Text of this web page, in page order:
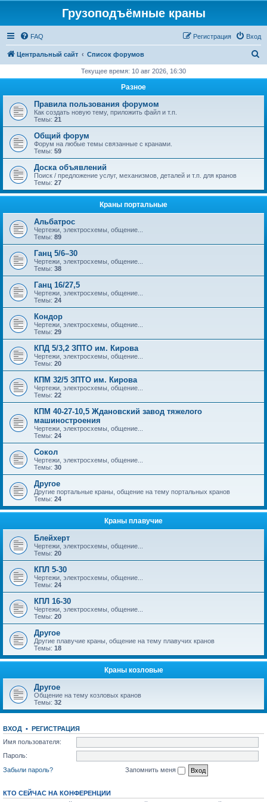
Грузоподъёмные краны
FAQ Вход
Регистрация
Центральный сайт Список форумов
с
Текущее время: 10 авг 2026, 16:30
Разное
Правила пользования форумом
Как создать новую тему, приложить файл и т.п.
Темы: 21
Общий форум
Форум на любые темы связанные с кранами.
Темы: 59
Доска объявлений
Поиск / предложение услуг, механизмов, деталей и т.п. для кранов
Темы: 27
Краны портальные
Альбатрос
Чертежи, электросхемы, общение...
Темы: 89
Ганц 5/6–30
Чертежи, электросхемы, общение...
Темы: 38
Ганц 16/27,5
Чертежи, электросхемы, общение...
Темы: 24
Кондор
Чертежи, электросхемы, общение...
Темы: 29
КПД 5/3,2 ЗПТО им. Кирова
Чертежи, электросхемы, общение...
Темы: 20
КПМ 32/5 ЗПТО им. Кирова
Чертежи, электросхемы, общение...
Темы: 22
КПМ 40-27-10,5 Ждановский завод тяжелого
машиностроения
Чертежи, электросхемы, общение...
Темы: 24
Сокол
Чертежи, электросхемы, общение...
Темы: 30
Другое
Другие портальные краны, общение на тему портальных кранов
Темы: 24
Краны плавучие
Блейхерт
Чертежи, электросхемы, общение...
Темы: 20
КПЛ 5-30
Чертежи, электросхемы, общение...
Темы: 24
КПЛ 16-30
Чертежи, электросхемы, общение...
Темы: 20
Другое
Другие плавучие краны, общение на тему плавучих кранов
Темы: 18
Краны козловые
Другое
Общение на тему козловых кранов
Темы: 32
ВХОД • РЕГИСТРАЦИЯ
Имя пользователя:
Пароль:
Забыли пароль?
Запомнить меня
КТО СЕЙЧАС НА КОНФЕРЕНЦИИ